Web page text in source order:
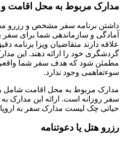
مدارک مربوط به محل اقامت و
داشتن برنامه سفر مشخص و رزرو
آمادگی و سازماندهی شما برای سفر
علاقه دارند متقاضیان ویزا برنامه
گردشگری خود را ارائه دهند. این
مطمئن شود که هدف سفر شما واقعی
سوءتفاهمی وجود ندارد.
مدارک مربوط به محل اقامت شامل
سفر روزانه است. ارائه این
حیاتی چک لیست مدارک سفر به
رزرو هتل یا دعوتنامه